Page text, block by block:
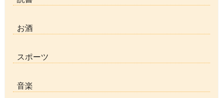
お酒
スポーツ
音楽